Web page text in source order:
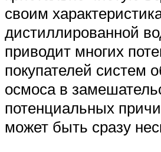
своим
дистиллированной
приводит многих
покупателей систем
осмоса в
потенциальных
может быть сразу